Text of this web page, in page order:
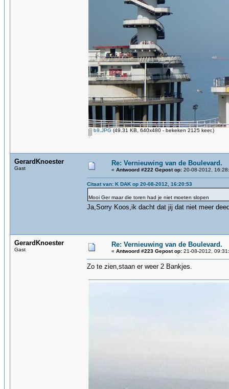
b9.JPG (49.31 KB, 640x480 - bekeken 2125 keer.)
GerardKnoester
Gast
Re: Vernieuwing van de Boulevard.
« Antwoord #222 Gepost op: 20-08-2012,
Citaat van: K DAK op 20-08-2012, 16:20:53
Mooi Ger maar die toren had je niet moeten slopen
Ja,Sorry Koos,ik dacht dat jij dat niet meer
GerardKnoester
Gast
Re: Vernieuwing van de Boulevard.
« Antwoord #223 Gepost op: 21-08-2012,
Zo te zien,staan er weer 2 Bankjes.